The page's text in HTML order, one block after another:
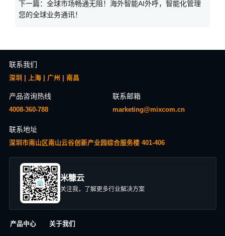
下一篇： 全球市场畅通无阻！海外智能AI外呼，智能化管理
您的全球业务通讯！
联系我们
深圳 | 上海 | 广州 | 南昌
产品咨询热线
4008-360-788
联系邮箱
marketing@mixcom.cn
联系地址
深圳市南山区南山云谷创新产业园综合服务楼 401-406
米糠云
关注我，了解更多行业解决方案
产品中心 关于我们